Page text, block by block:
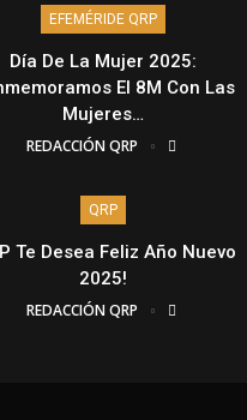
EFEMÉRIDE QRP
Día De La Mujer 2025:
El 8M Con Las
Mujeres…
REDACCIÓN QRP
QRP
Te Desea Feliz Año Nuevo
2025!
REDACCIÓN QRP